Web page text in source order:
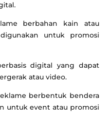
berbahan kain atau
untuk promosi
digital yang dapat
atau video.
berbentuk bendera
untuk event atau promosi